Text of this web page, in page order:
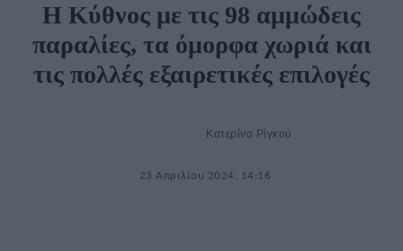
Η Κύθνος με τις 98 αμμώδεις
παραλίες, τα όμορφα χωριά και
τις πολλές εξαιρετικές επιλογές
Κατερίνα Ρίγκου
23 Απριλίου 2024, 14:16